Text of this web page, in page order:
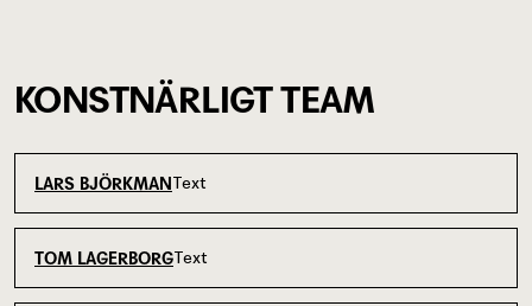
KONSTNÄRLIGT TEAM
LARS BJÖRKMAN Text
TOM LAGERBORGText